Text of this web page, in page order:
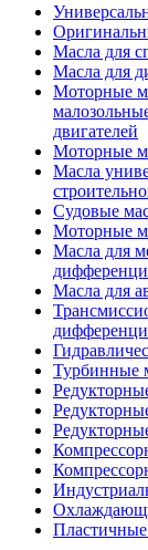
Масла для
Масла для
Моторные
двигателей
Моторные
Масла
Судовые
Моторные
Масла для
Масла для
Турбинные
Пластичные